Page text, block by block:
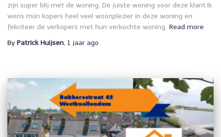
zijn super blij met de woning. De juiste woning voor deze klant.Ik
wens mijn kopers heel veel woonplezier in deze woning en
feliciteer de verkopers met hun verkochte woning. Read more
By Patrick Huijsen, 1 jaar ago